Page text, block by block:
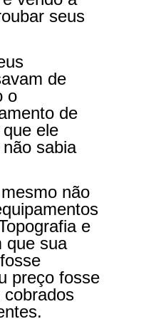
seus
de
o
de
ele
sabia
não
e
que sua
preço fosse